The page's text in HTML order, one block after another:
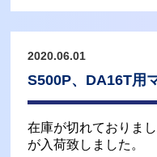
2020.06.01
S500P、DA16T用
在庫が切れておりま
が入荷致しました。